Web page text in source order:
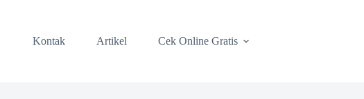
Kontak Artikel Cek Online Gratis